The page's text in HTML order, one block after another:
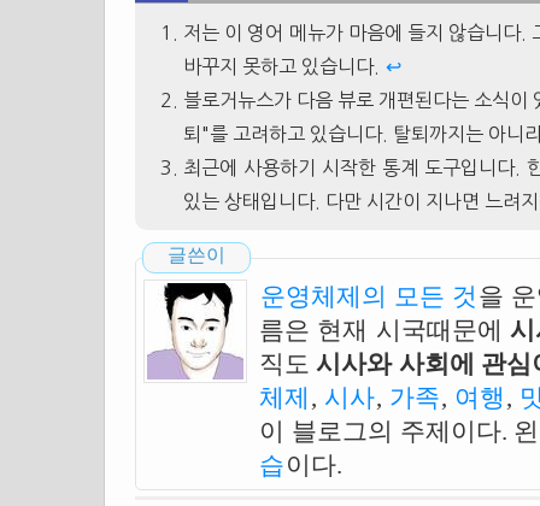
저는 이 영어 메뉴가 마음에 들지 않습니다.
바꾸지 못하고 있습니다. ↩
블로거뉴스가 다음 뷰로 개편된다는 소식
퇴"를 고려하고 있습니다. 탈퇴까지는 아니
최근에 사용하기 시작한 통계 도구입니다.
있는 상태입니다. 다만 시간이 지나면 느려
글쓴이
운영체제의 모든 것 을
름은 현재 시국때문에
직도 시사와 사회에 관
체제 , 시사, 가족, 여행 ,
이 블로그의 주제이다.
습이다.